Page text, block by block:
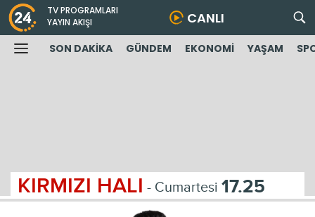
TV PROGRAMLARI
YAYIN AKIŞI
CANLI
SON DAKİKA GÜNDEM EKONOMİ YAŞAM
KIRMIZI HALI - Cumartesi 17.25